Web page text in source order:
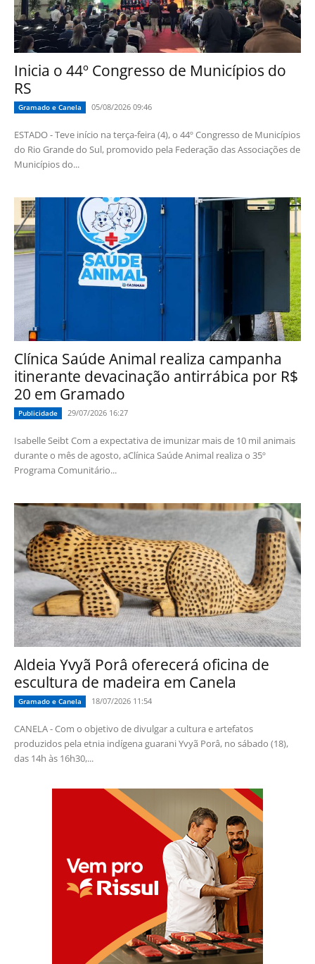
Inicia o 44º Congresso de Municípios do
RS
Gramado e Canela 05/08/2026 09:46
ESTADO - Teve início na terça-feira (4), o 44º Congresso de Municípios
do Rio Grande do Sul, promovido pela Federação das Associações de
Municípios do...
Clínica Saúde Animal realiza campanha
itinerante devacinação antirrábica por R$
20 em Gramado
Publicidade 29/07/2026 16:27
Isabelle Seibt Com a expectativa de imunizar mais de 10 mil animais
durante o mês de agosto, aClínica Saúde Animal realiza o 35º
Programa Comunitário...
Aldeia Yvyã Porâ oferecerá oficina de
escultura de madeira em Canela
Gramado e Canela 18/07/2026 11:54
CANELA - Com o objetivo de divulgar a cultura e artefatos
produzidos pela etnia indígena guarani Yvyã Porâ, no sábado (18),
das 14h às 16h30,...